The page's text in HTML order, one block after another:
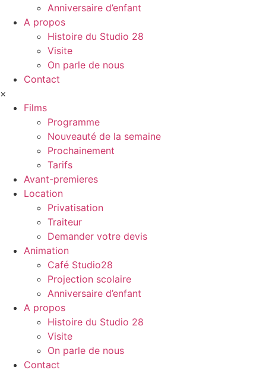
Anniversaire d’enfant
A propos
Histoire du Studio 28
Visite
On parle de nous
Contact
×
Films
Programme
Nouveauté de la semaine
Prochainement
Tarifs
Avant-premieres
Location
Privatisation
Traiteur
Demander votre devis
Animation
Café Studio28
Projection scolaire
Anniversaire d’enfant
A propos
Histoire du Studio 28
Visite
On parle de nous
Contact